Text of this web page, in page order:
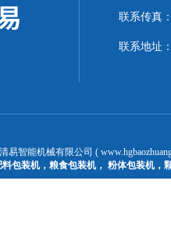
联系传真
联系地址
易智能机械有限公司 (
料包装机， 粮食包装机， 粉体包装机，